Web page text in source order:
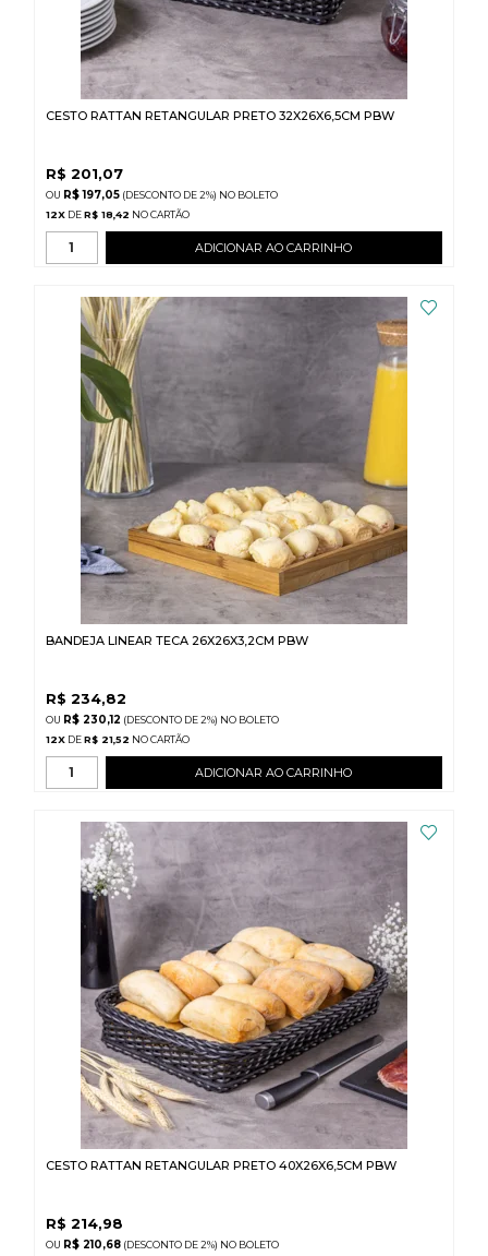
CESTO RATTAN RETANGULAR PRETO 32X26X6,5CM PBW
R$ 201,07
R$ 197,05 (DESCONTO DE 2%) NO BOLETO
12X DE R$ 18,42
ADICIONAR AO CARRINHO
BANDEJA LINEAR TECA 26X26X3,2CM PBW
R$ 234,82
R$ 230,12 (DESCONTO DE 2%) NO BOLETO
12X DE R$ 21,52
ADICIONAR AO CARRINHO
CESTO RATTAN RETANGULAR PRETO 40X26X6,5CM PBW
R$ 214,98
R$ 210,68 (DESCONTO DE 2%) NO BOLETO